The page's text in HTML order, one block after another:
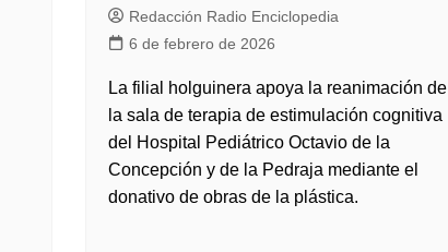
Redacción Radio Enciclopedia
6 de febrero de 2026
La filial holguinera apoya la reanimación de
la sala de terapia de estimulación cognitiva
del Hospital Pediátrico Octavio de la
Concepción y de la Pedraja mediante el
donativo de obras de la plástica.